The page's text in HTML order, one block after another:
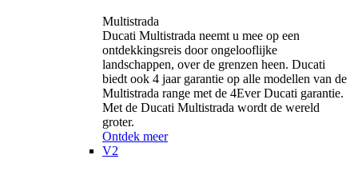
Multistrada
Ducati Multistrada neemt u mee op een
ontdekkingsreis door ongelooflijke
landschappen, over de grenzen heen. Ducati
biedt ook 4 jaar garantie op alle modellen van de
Multistrada range met de 4Ever Ducati garantie.
Met de Ducati Multistrada wordt de wereld
groter.
Ontdek meer
V2